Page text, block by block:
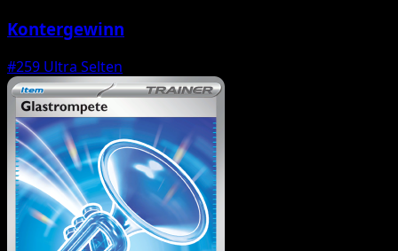
Kontergewinn
#259 Ultra Selten